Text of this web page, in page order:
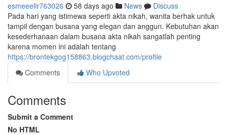
esmeeelir763026 58 days ago News
Discuss
Pada hari yang istimewa seperti akta nikah, wanita berhak untuk
tampil dengan busana yang elegan dan anggun. Kebutuhan akan
kesederhanaan dalam busana akta nikah sangatlah penting
karena momen ini adalah tentang
https://brontekgog158863.blogchaat.com/profile
Comments
Who Upvoted
Comments
Submit a Comment
No HTML